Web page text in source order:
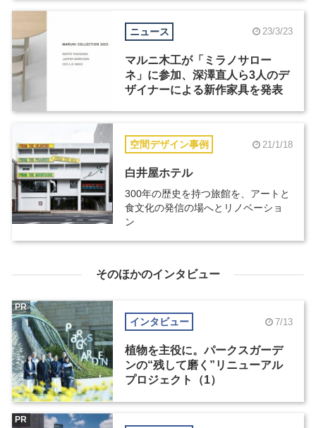
ニュース 23/3/23
マルニ木工が「ミラノサロー
ネ」に参加、深澤直人ら3人のデ
ザイナーによる新作家具を発表
空間デザイン事例 21/1/18
白井屋ホテル
300年の歴史を持つ旅館を、アートと
食文化の発信の場へとリノベーショ
ン
そのほかのインタビュー
インタビュー 7/13
植物を主役に。パークスガーデ
ンの“残して磨く”リニューアル
プロジェクト（1）
PR
PR